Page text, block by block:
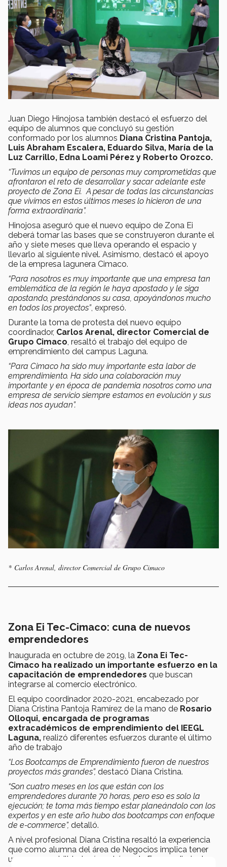
Juan Diego Hinojosa también destacó el esfuerzo del
equipo de alumnos que concluyó su gestión
conformado por los alumnos Diana Cristina Pantoja,
Luis Abraham Escalera, Eduardo Silva, María de la
Luz Carrillo, Edna Loami Pérez y Roberto Orozco.
“Tuvimos un equipo de personas muy comprometidas que
afrontaron el reto de desarrollar y sacar adelante este
proyecto de Zona Ei. A pesar de todas las circunstancias
que vivimos en estos últimos meses lo hicieron de una
forma extraordinaria”.
Hinojosa aseguró que el nuevo equipo de Zona Ei
deberá tomar las bases que se construyeron durante el
año y siete meses que lleva operando el espacio y
llevarlo al siguiente nivel. Asimismo, destacó el apoyo
de la empresa lagunera Cimaco.
“Para nosotros es muy importante que una empresa tan
emblemática de la región le haya apostado y le siga
apostando, prestándonos su casa, apoyándonos mucho
en todos los proyectos”, expresó.
Durante la toma de protesta del nuevo equipo
coordinador, Carlos Arenal, director Comercial de
Grupo Cimaco , resaltó el trabajo del equipo de
emprendimiento del campus Laguna.
“Para Cimaco ha sido muy importante esta labor de
emprendimiento. Ha sido una colaboración muy
importante y en época de pandemia nosotros como una
empresa de servicio siempre estamos en evolución y sus
ideas nos ayudan”.
* Carlos Arenal, director Comercial de Grupo Cimaco
Zona Ei Tec-Cimaco: cuna de nuevos
emprendedores
Inaugurada en octubre de 2019, la Zona Ei Tec-
Cimaco ha realizado un importante esfuerzo en la
capacitación de emprendedores que buscan
integrarse al comercio electrónico.
El equipo coordinador 2020-2021, encabezado por
Diana Cristina Pantoja Ramírez de la mano de Rosario
Olloqui, encargada de programas
extracadémicos de emprendimiento del IEEGL
Laguna, realizó diferentes esfuerzos durante el último
año de trabajo
“Los Bootcamps de Emprendimiento fueron de nuestros
proyectos más grandes”, destacó Diana Cristina.
“Son cuatro meses en los que están con los
emprendedores durante 70 horas, pero eso es solo la
ejecución; te toma más tiempo estar planeándolo con los
expertos y en este año hubo dos bootcamps con enfoque
de e-commerce”, detalló.
A nivel profesional Diana Cristina resaltó la experiencia
que como alumna del área de Negocios implica tener
una responsabilidad así en el área de Emprendimiento